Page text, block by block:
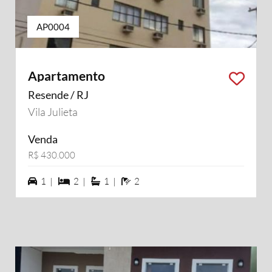
AP0004
Apartamento
Resende / RJ
Vila Julieta
Venda
R$ 430.000
1 vagas na garagem
1 | 2 dormiórios
2 | 1 suítes
1 | 2 banheiros
2